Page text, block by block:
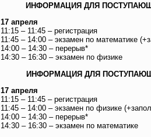
ИНФОРМАЦИЯ ДЛЯ
17 апреля
11:15 – 11:45 – регистрация
11:45 – 14:00 – экзамен по математике
14:00 – 14:30 – перерыв*
14:30 – 16:30 – экзамен по физике
ИНФОРМАЦИЯ ДЛЯ
17 апреля
11:15 – 11:45 – регистрация
11:45 – 14:00 – экзамен по физике
14:00 – 14:30 – перерыв*
14:30 – 16:30 – экзамен по математике